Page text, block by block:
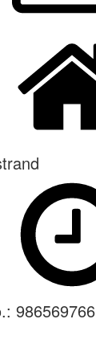
986569766